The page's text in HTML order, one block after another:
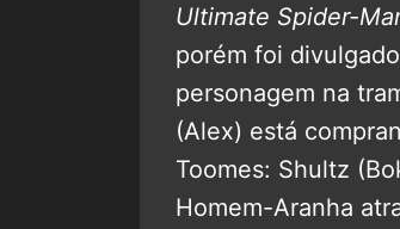
Ultimate Spider-
porém foi
personagem na
(Alex) está
Toomes: Shultz
Homem-Aranha